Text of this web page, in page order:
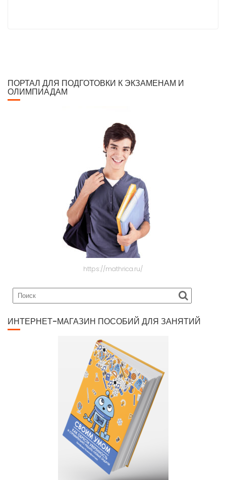
ПОРТАЛ ДЛЯ ПОДГОТОВКИ К ЭКЗАМЕНАМ И
ОЛИМПИАДАМ
https://mathrica.ru/
ИНТЕРНЕТ-МАГАЗИН ПОСОБИЙ ДЛЯ ЗАНЯТИЙ